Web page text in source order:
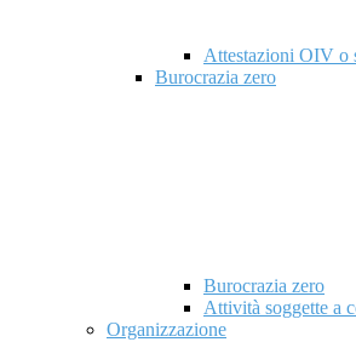
Attestazioni OIV o
Burocrazia zero
Burocrazia zero
Attività soggette a
Organizzazione